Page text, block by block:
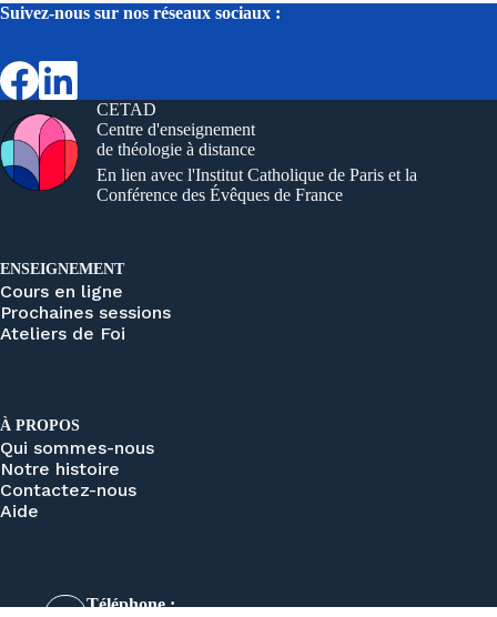
Suivez-nous sur nos réseaux sociaux :
CETAD
Centre d'enseignement
de théologie à distance
En lien avec l'Institut Catholique de Paris et la
Conférence des Évêques de France
ENSEIGNEMENT
Cours en ligne
Prochaines sessions
Ateliers de Foi
À PROPOS
Qui sommes-nous
Notre histoire
Contactez-nous
Aide
Téléphone :